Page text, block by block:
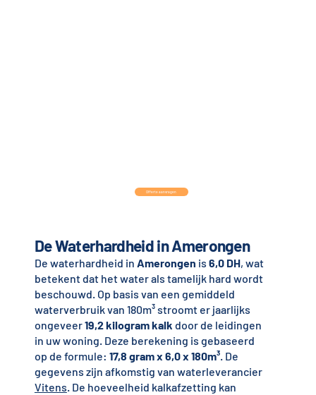
De Waterhardheid in Amerongen
De waterhardheid in Amerongen is 6,0 DH, wat
betekent dat het water als tamelijk hard wordt
beschouwd. Op basis van een gemiddeld
waterverbruik van 180m³ stroomt er jaarlijks
ongeveer19,2 kilogram kalk door de leidingen
in uw woning. Deze berekening is gebaseerd
op de formule: 17,8 gram x 6,0 x 180m³. De
gegevens zijn afkomstig van waterleverancier
Vitens. De hoeveelheid kalkafzetting kan
Offerte aanvragen